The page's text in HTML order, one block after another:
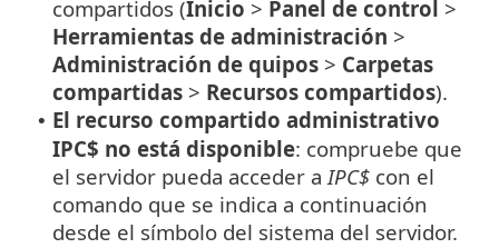
compartidos (Inicio > Panel de control >
Herramientas de administración >
Administración de quipos > Carpetas
compartidas > Recursos compartidos).
• El recurso compartido administrativo
IPC$ no está disponible: compruebe que
el servidor pueda acceder aIPC$ con el
comando que se indica a continuación
desde el símbolo del sistema del servidor.